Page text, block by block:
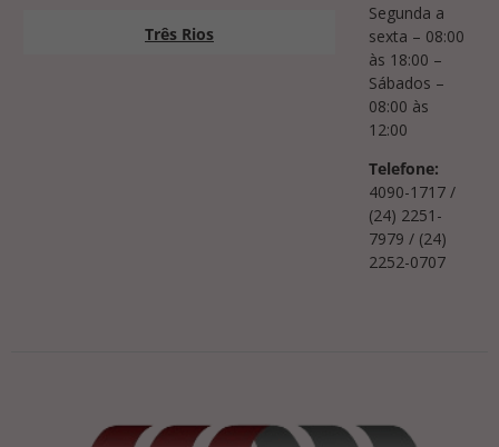
Três Rios
Segunda a
sexta – 08:00
às 18:00 –
Sábados –
08:00 às
12:00
Telefone:
4090-1717 /
(24) 2251-
7979 / (24)
2252-0707